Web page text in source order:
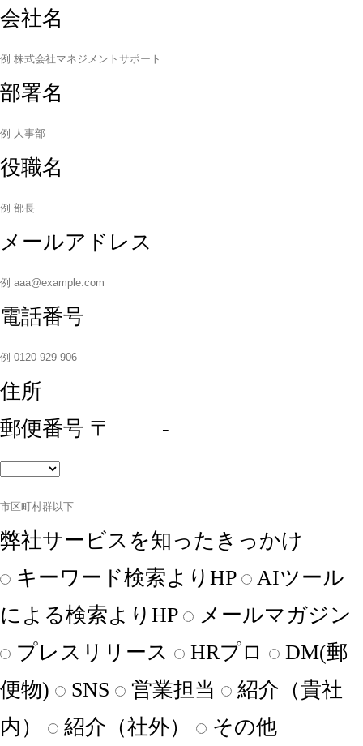
会社名
部署名
役職名
メールアドレス
電話番号
住所
郵便番号 〒 -
弊社サービスを知ったきっかけ
キーワード検索よりHP
AIツール
による検索よりHP
メールマガジン
プレスリリース
HRプロ
DM(郵
便物)
SNS 営業担当
紹介（貴社
内）
紹介（社外） その他